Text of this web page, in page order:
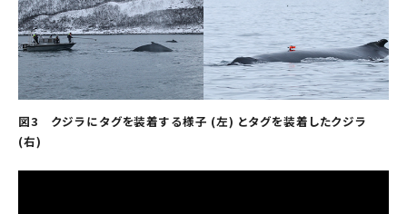
図3 クジラにタグを装着する様子 (左) とタグを装着したクジラ
(右)